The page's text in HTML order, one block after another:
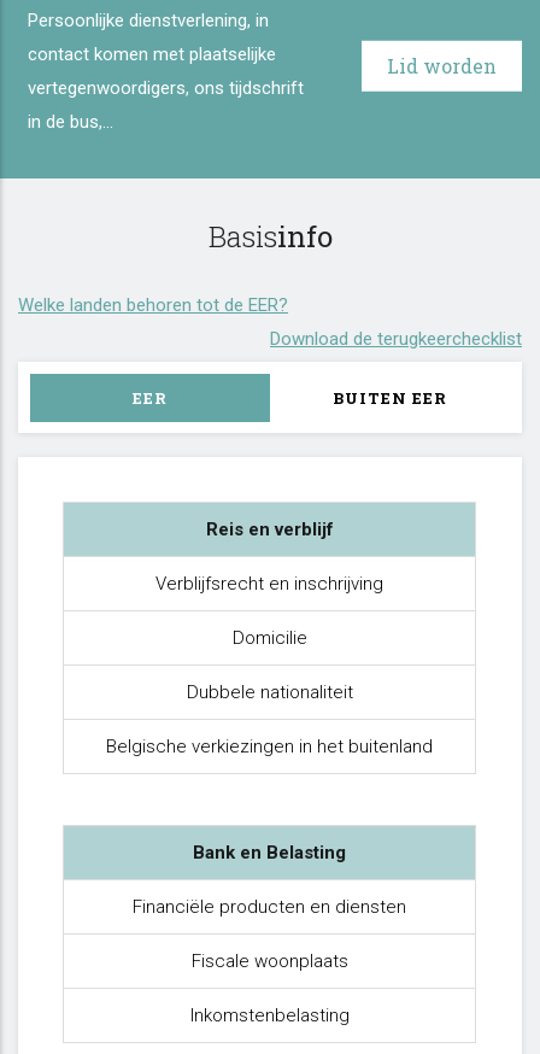
Persoonlijke dienstverlening, in
contact komen met plaatselijke
vertegenwoordigers, ons tijdschrift
in de bus,...
Lid worden
Basisinfo
Welke landen behoren tot de EER?
Download de terugkeerchecklist
EER BUITEN EER
Reis en verblijf
Verblijfsrecht en inschrijving
Domicilie
Dubbele nationaliteit
Belgische verkiezingen in het buitenland
Bank en Belasting
Financiële producten en diensten
Fiscale woonplaats
Inkomstenbelasting